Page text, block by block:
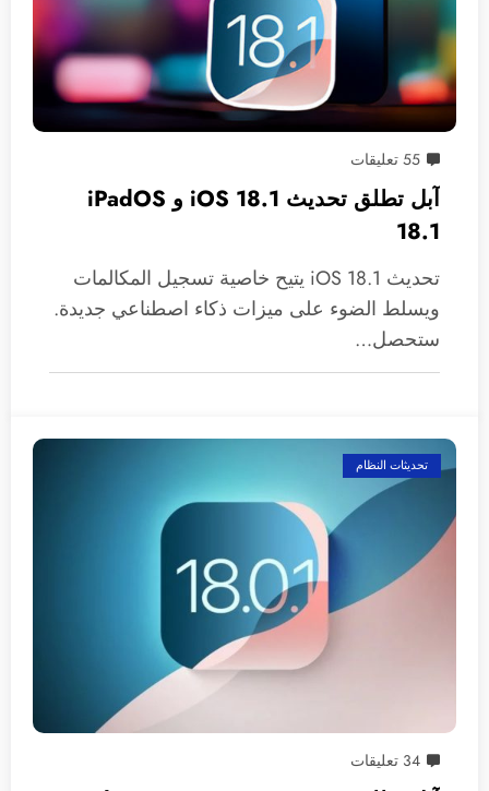
55 تعليقات
آبل تطلق تحديث 18.1 iOS و iPadOS
18.1
تحديث iOS 18.1 يتيح خاصية تسجيل المكالمات
ويسلط الضوء على ميزات ذكاء اصطناعي جديدة.
ستحصل…
تحديثات النظام
34 تعليقات